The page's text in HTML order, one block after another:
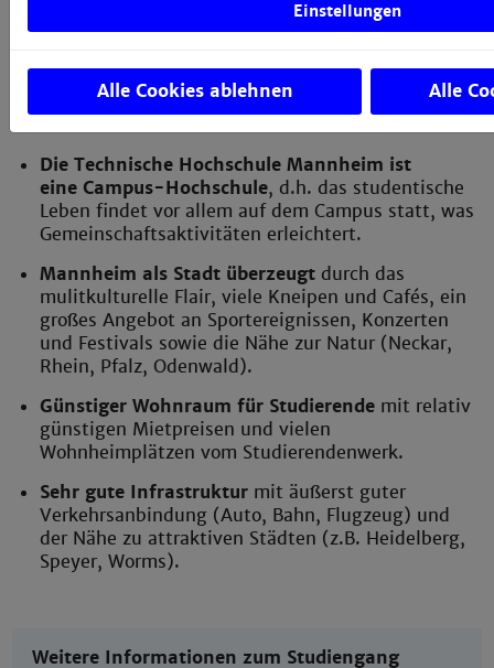
Mannheim als Studienort
Die Technische Hochschule Mannheim ist
eine Campus-Hochschule, d.h. das studentische
Leben findet vor allem auf dem Campus statt, was
Gemeinschaftsaktivitäten erleichtert.
Mannheim als Stadt überzeugt durch das
mulitkulturelle Flair, viele Kneipen und Cafés, ein
großes Angebot an Sportereignissen, Konzerten
und Festivals sowie die Nähe zur Natur (Neckar,
Rhein, Pfalz, Odenwald).
Günstiger Wohnraum für Studierende mit relativ
günstigen Mietpreisen und vielen
Wohnheimplätzen vom Studierendenwerk.
Sehr gute Infrastruktur mit äußerst guter
Verkehrsanbindung (Auto, Bahn, Flugzeug) und
der Nähe zu attraktiven Städten (z.B. Heidelberg,
Speyer, Worms).
Weitere Informationen zum Studiengang
Einstellungen
Alle Cookies ablehnen Alle